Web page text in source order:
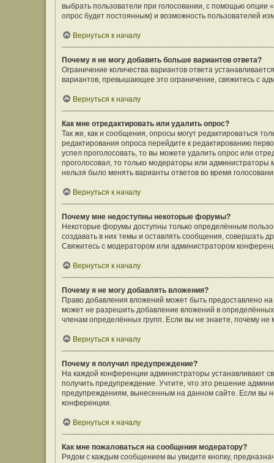
выбрать пользователи при голосовании, с помощью опции
опрос будет постоянным) и возможность пользователей
Вернуться к началу
Почему я не могу добавить больше вариантов ответа?
Ограничение количества вариантов ответа
вариантов, превышающее это ограничение, свяжитесь с
Вернуться к началу
Как мне отредактировать или удалить опрос?
Так же, как и сообщения, опросы могут редактироваться
редактирования опроса перейдите к редактированию
успел проголосовать, то вы можете удалить опрос или
проголосовал, то только модераторы или администраторы
нельзя было менять варианты ответов во время
Вернуться к началу
Почему мне недоступны некоторые форумы?
Некоторые форумы доступны только определённым
создавать в них темы и оставлять сообщения, совершать
Свяжитесь с модератором или администратором
Вернуться к началу
Почему я не могу добавлять вложения?
Право добавления вложений может быть предоставлено
может не разрешить добавление вложений в
членам определённых групп. Если вы не знаете, почему
Вернуться к началу
Почему я получил предупреждение?
На каждой конференции администраторы устанавливают
получить предупреждение. Учтите, что это решение
предупреждениям, вынесенным на данном сайте. Если вы
конференции.
Вернуться к началу
Как мне пожаловаться на сообщения модератору?
Рядом с каждым сообщением вы увидите кнопку,